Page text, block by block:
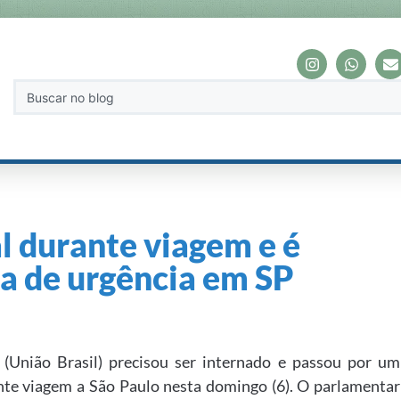
durante viagem e é
de urgência em SP
Brasil) precisou ser internado e passou por um
viagem a São Paulo nesta domingo (6). O parlamentar